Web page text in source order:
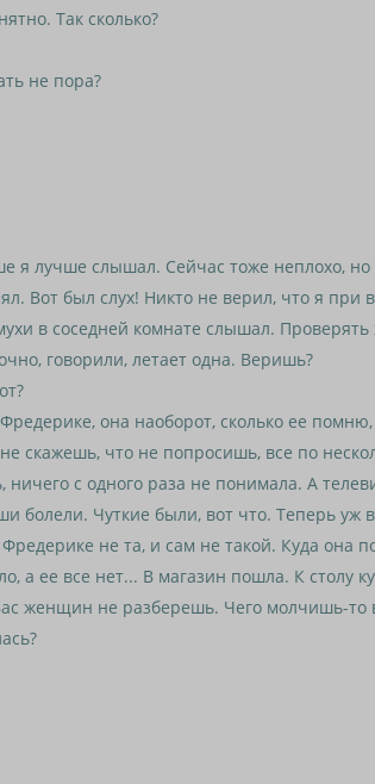
Так сколько?
не пора?
лучше слышал. Сейчас тоже неплохо, но
Вот был слух! Никто не верил, что я при
в соседней комнате слышал. Проверять
говорили, летает одна. Веришь?
она наоборот, сколько ее
скажешь, что не попросишь, все по
ничего с одного раза не понимала. А
болели. Чуткие были, вот что. Теперь уж
не та, и сам не такой. Куда она
а ее все нет... В магазин пошла. К столу
женщин не разберешь. Чего молчишь-то